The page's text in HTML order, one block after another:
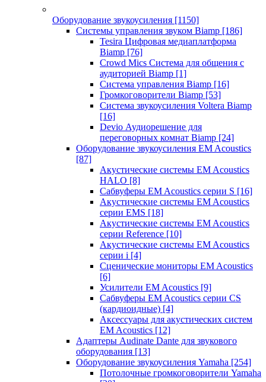
Оборудование звукоусиления [1150]
Системы управления звуком Biamp [186]
Tesira Цифровая медиаплатформа
Biamp [76]
Crowd Mics Система для общения с
аудиторией Biamp [1]
Система управления Biamp [16]
Громкоговорители Biamp [53]
Система звукоусиления Voltera Biamp
[16]
Devio Аудиорешение для
переговорных комнат Biamp [24]
Оборудование звукоусиления EM Acoustics
[87]
Акустические системы EM Acoustics
HALO [8]
Сабвуферы EM Acoustics серии S [16]
Акустические системы EM Acoustics
серии EMS [18]
Акустические системы EM Acoustics
серии Reference [10]
Акустические системы EM Acoustics
серии i [4]
Сценические мониторы EM Acoustics
[6]
Усилители EM Acoustics [9]
Сабвуферы EM Acoustics серии CS
(кардиоидные) [4]
Аксессуары для акустических систем
EM Acoustics [12]
Адаптеры Audinate Dante для звукового
оборудования [13]
Оборудование звукоусиления Yamaha [254]
Потолочные громкоговорители Yamaha